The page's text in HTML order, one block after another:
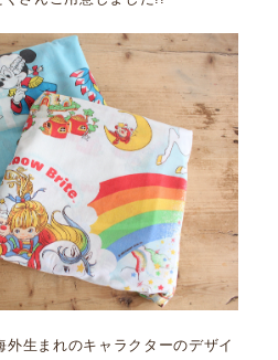
生まれのキャラクターのデザイ